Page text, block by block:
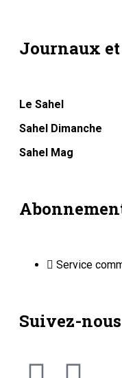
Journaux
Le Sahel
Sahel Dimanche
Sahel Mag
Service
Suivez-nous